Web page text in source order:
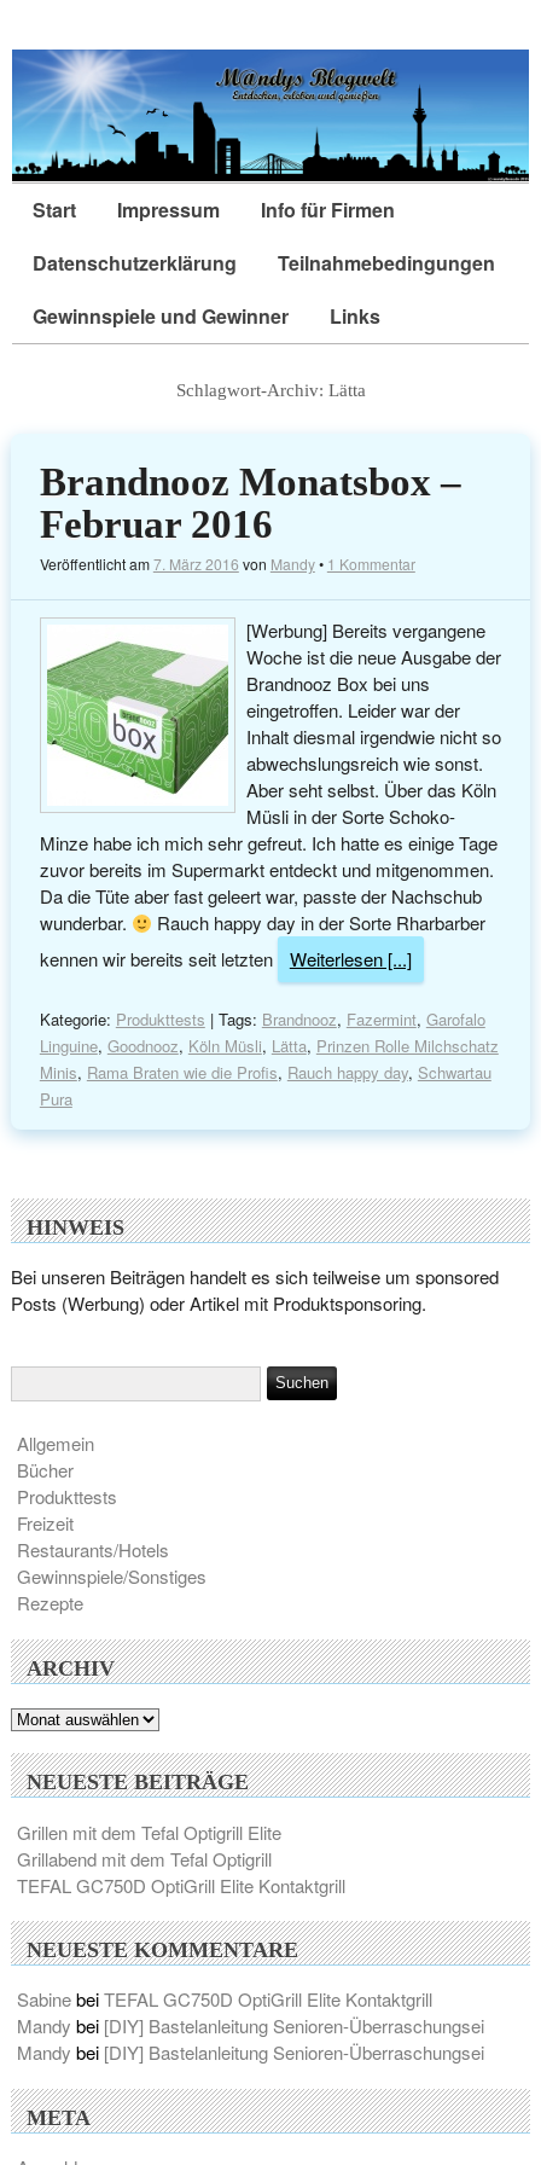
Start Impressum
Info für Firmen
Datenschutzerklärung
Teilnahmebedingungen
Gewinnspiele und Gewinner
Links
Schlagwort-Archiv: Lätta
Brandnooz Monatsbox –
Februar 2016
Veröffentlicht am7. März 2016 von Mandy• 1 Kommentar
[Werbung] Bereits vergangene
Woche ist die neue Ausgabe der
Brandnooz Box bei uns
eingetroffen. Leider war der
Inhalt diesmal irgendwie nicht so
abwechslungsreich wie sonst.
Aber seht selbst. Über das Köln
Müsli in der Sorte Schoko-
Minze habe ich mich sehr gefreut. Ich hatte es einige Tage
zuvor bereits im Supermarkt entdeckt und mitgenommen.
Da die Tüte aber fast geleert war, passte der Nachschub
wunderbar.
Rauch happy day in der Sorte Rharbarber
kennen wir bereits seit letzten
Weiterlesen [...]
Kategorie: Produkttests | Tags: Brandnooz, Fazermint, Garofalo
Linguine, Goodnooz, Köln Müsli, Lätta, Prinzen Rolle Milchschatz
Minis, Rama Braten wie die Profis, Rauch happy day, Schwartau
Pura
HINWEIS
Bei unseren Beiträgen handelt es sich teilweise um sponsored
Posts (Werbung) oder Artikel mit Produktsponsoring.
Allgemein
Bücher
Produkttests
Freizeit
Restaurants/Hotels
Gewinnspiele/Sonstiges
Rezepte
ARCHIV
Archiv
NEUESTE BEITRÄGE
Grillen mit dem Tefal Optigrill Elite
Grillabend mit dem Tefal Optigrill
TEFAL GC750D OptiGrill Elite Kontaktgrill
NEUESTE KOMMENTARE
SabinebeiTEFAL GC750D OptiGrill Elite Kontaktgrill
Mandy bei [DIY] Bastelanleitung Senioren-Überraschungsei
Mandy bei [DIY] Bastelanleitung Senioren-Überraschungsei
META